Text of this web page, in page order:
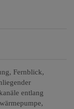
Fernblick
entlang